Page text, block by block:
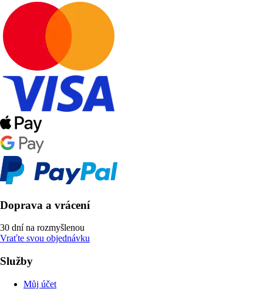
Doprava a vrácení
30 dní na rozmyšlenou
Vraťte svou objednávku
Služby
Můj účet